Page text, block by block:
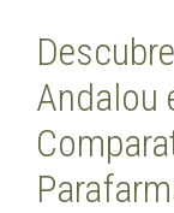
Andalou